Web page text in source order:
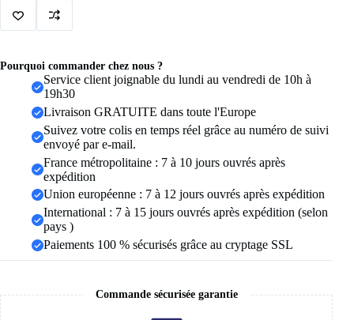
chevalière
masculine
acier
inoxydable,
bande,
américaine
Pourquoi commander chez nous ?
Service client joignable du lundi au vendredi de 10h à
19h30
Livraison GRATUITE dans toute l'Europe
Suivez votre colis en temps réel grâce au numéro de suivi
envoyé par e-mail.
France métropolitaine : 7 à 10 jours ouvrés après
expédition
Union européenne : 7 à 12 jours ouvrés après expédition
International : 7 à 15 jours ouvrés après expédition (selon
pays )
Paiements 100 % sécurisés grâce au cryptage SSL
Commande sécurisée garantie